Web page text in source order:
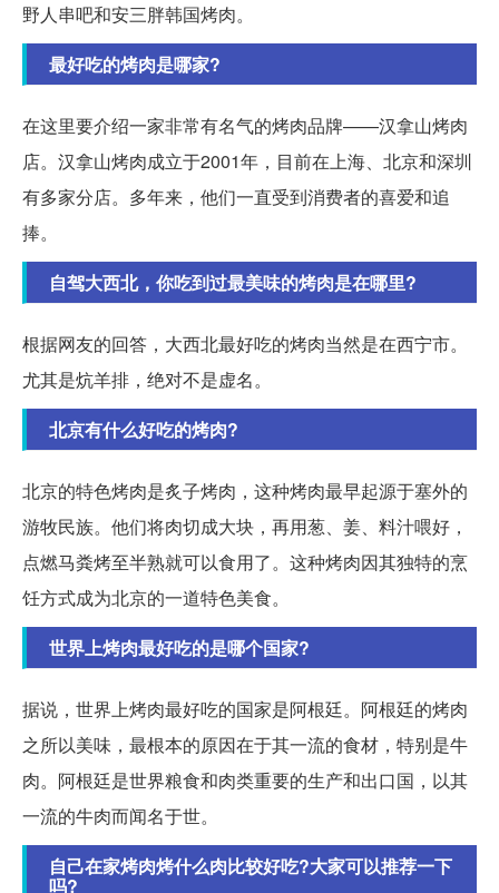
野人串吧和安三胖韩国烤肉。
最好吃的烤肉是哪家?
在这里要介绍一家非常有名气的烤肉品牌——汉拿山烤肉
店。汉拿山烤肉成立于2001年，目前在上海、北京和深圳
有多家分店。多年来，他们一直受到消费者的喜爱和追
捧。
自驾大西北，你吃到过最美味的烤肉是在哪里?
根据网友的回答，大西北最好吃的烤肉当然是在西宁市。
尤其是炕羊排，绝对不是虚名。
北京有什么好吃的烤肉?
北京的特色烤肉是炙子烤肉，这种烤肉最早起源于塞外的
游牧民族。他们将肉切成大块，再用葱、姜、料汁喂好，
点燃马粪烤至半熟就可以食用了。这种烤肉因其独特的烹
饪方式成为北京的一道特色美食。
世界上烤肉最好吃的是哪个国家?
据说，世界上烤肉最好吃的国家是阿根廷。阿根廷的烤肉
之所以美味，最根本的原因在于其一流的食材，特别是牛
肉。阿根廷是世界粮食和肉类重要的生产和出口国，以其
一流的牛肉而闻名于世。
自己在家烤肉烤什么肉比较好吃?大家可以推荐一下
吗?